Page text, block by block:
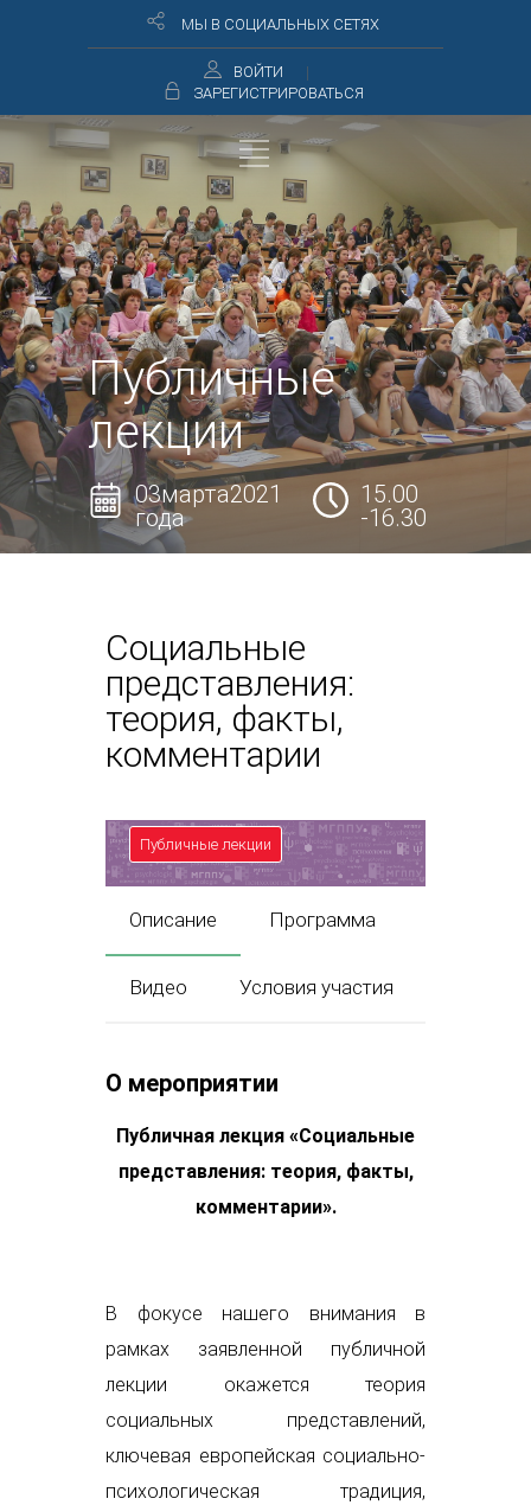
МЫ В СОЦИАЛЬНЫХ СЕТЯХ
ВОЙТИ
ЗАРЕГИСТРИРОВАТЬСЯ
Публичные
лекции
03марта2021
года
15.00
-16.30
Социальные
представления:
теория, факты,
комментарии
Публичные лекции
Описание Программа
Видео Условия участия
О мероприятии
Публичная лекция «Социальные
представления: теория, факты,
комментарии».
В фокусе нашего внимания в
рамках заявленной публичной
лекции окажется теория
социальных представлений,
ключевая европейская социально-
психологическая традиция,